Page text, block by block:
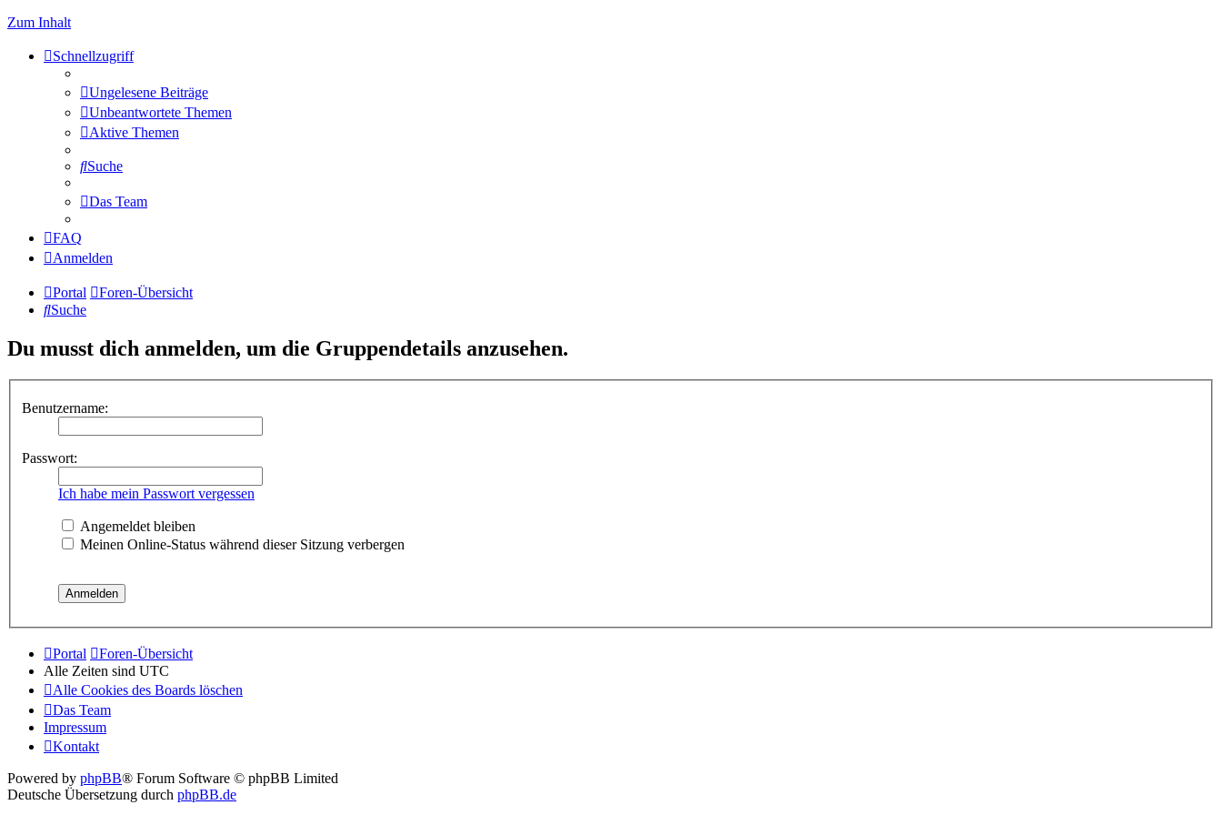
Zum Inhalt
Schnellzugriff
Ungelesene Beiträge
Unbeantwortete Themen
Aktive Themen
Suche
Das Team
FAQ
Anmelden
Portal
Foren-Übersicht
Suche
Du musst dich anmelden, um die Gruppendetails anzusehen.
Benutzername:
Passwort:
Ich habe mein Passwort vergessen
Angemeldet bleiben
Meinen Online-Status während dieser Sitzung verbergen
Portal
Foren-Übersicht
Alle Zeiten sind UTC
Alle Cookies des Boards löschen
Das Team
Impressum
Kontakt
Powered by phpBB® Forum Software © phpBB Limited
Deutsche Übersetzung durch phpBB.de